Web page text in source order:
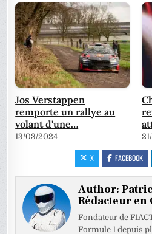
Jos Verstappen
remporte un rallye au
volant d'une…
13/03/2024
X FACEBOOK
Author:
Rédacteur en
Fondateur de
Formule 1 depuis